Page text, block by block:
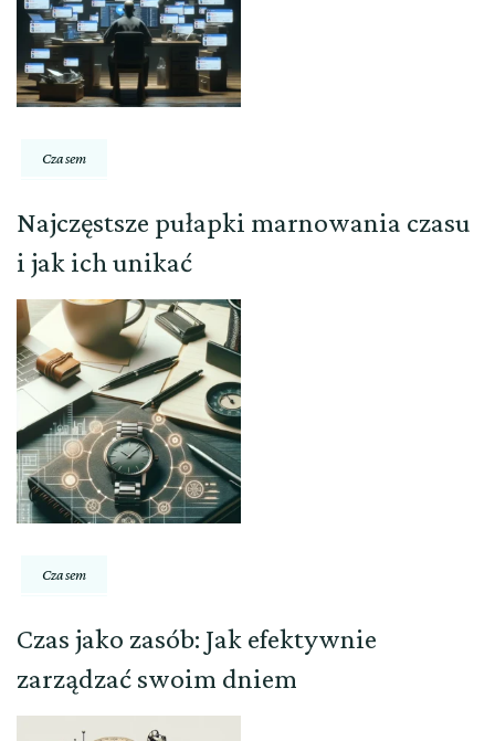
Czasem
Najczęstsze pułapki marnowania czasu
i jak ich unikać
Czasem
Czas jako zasób: Jak efektywnie
zarządzać swoim dniem